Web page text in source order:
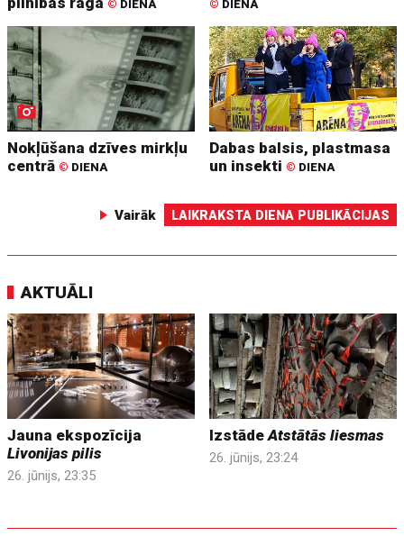
© DIENA © DIENA
Nokļūšana dzīves mirkļu
centrā © DIENA
Dabas balsis, plastmasa
un insekti © DIENA
Vairāk LAIKRAKSTA DIENA PUBLIKĀCIJAS
AKTUĀLI
Jauna ekspozīcija
Livonijas pilis
26. jūnijs, 23:35
IzstādeAtstātās liesmas
26. jūnijs, 23:24